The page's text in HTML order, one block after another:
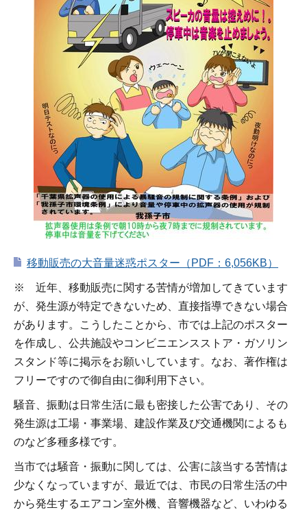
移動販売の大音量迷惑ポスター（PDF：6,056KB）
※ 近年、移動販売に関する苦情が増加してきています
が、発生源が特定できないため、直接指導できない場合
があります。こうしたことから、市では上記のポスター
を作成し、公共施設やコンビニエンスストア・ガソリン
スタンド等に掲示をお願いしています。なお、著作権は
フリーですので御自由に御利用下さい。
騒音、振動は日常生活に最も密接した公害であり、その
発生源は工場・事業場、建設作業及び交通機関によるも
のなど多種多様です。
当市では騒音・振動に関しては、公害に該当する苦情は
少なくなっていますが、最近では、市民の日常生活の中
から発生するエアコン室外機、音響機器など、いわゆる